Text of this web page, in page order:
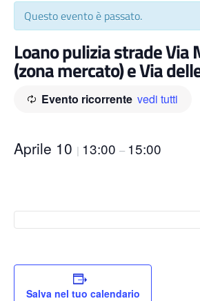
Questo evento è passato.
Loano pulizia strade Via
(zona mercato) e Via
Evento ricorrente vedi tutti
Aprile 10 | 13:00 – 15:00
Salva nel tuo calendario